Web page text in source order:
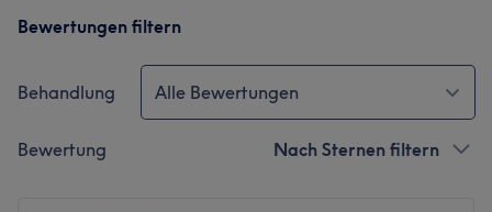
Bewertungen filtern
Behandlung Alle Bewertungen
Bewertung Nach Sternen filtern